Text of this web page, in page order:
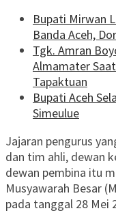
Bupati Mirwan
Banda Aceh,
Tgk. Amran
Almamater
Tapaktuan
Bupati Aceh
Simeulue
Jajaran pengurus
dan tim ahli, dewan
dewan pembina itu
Musyawarah Besar
pada tanggal 28 Mei